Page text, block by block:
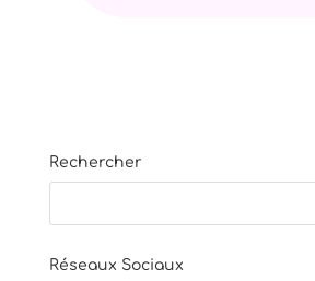
Rechercher
Réseaux Sociaux